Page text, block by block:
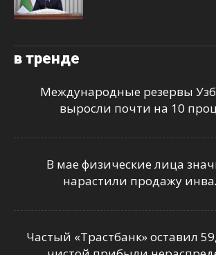
в тренде
Международные резервы
выросли почти на 10
В мае физические лица
нарастили продажу
Частый «Трастбанк» оставил